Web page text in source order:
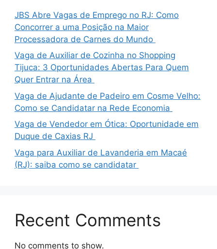
JBS Abre Vagas de Emprego no RJ: Como
Concorrer a uma Posição na Maior
Processadora de Carnes do Mundo
Vaga de Auxiliar de Cozinha no Shopping
Tijuca: 3 Oportunidades Abertas Para Quem
Quer Entrar na Área
Vaga de Ajudante de Padeiro em Cosme Velho:
Como se Candidatar na Rede Economia
Vaga de Vendedor em Ótica: Oportunidade em
Duque de Caxias RJ
Vaga para Auxiliar de Lavanderia em Macaé
(RJ): saiba como se candidatar
Recent Comments
No comments to show.